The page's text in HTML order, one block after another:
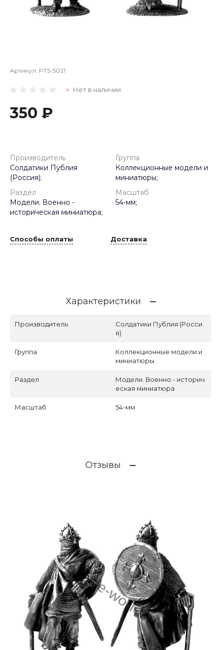
Артикул: PTS-5021
Нет в наличии
350 ₽
Производитель
Солдатики Публия
(Россия);
Группа
Коллекционные модели и
миниатюры;
Раздел
Модели. Военно -
историческая миниатюра;
Масштаб
54-мм;
Способы оплаты Доставка
Характеристики
Производитель
Солдатики Публия (Росси
я)
Группа
Коллекционные модели и
миниатюры
Раздел
Модели. Военно - историч
еская миниатюра
Масштаб 54-мм
Отзывы